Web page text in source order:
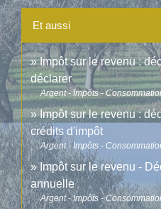
Et aussi
Impôt sur le revenu :
déclarer
Argent - Impôts -
Impôt sur le revenu :
crédits d'impôt
Argent - Impôts -
Impôt sur le revenu -
annuelle
Argent - Impôts -